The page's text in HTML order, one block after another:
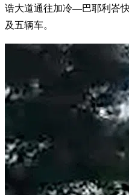
诰大道通往加冷—巴耶利峇
及五辆车。